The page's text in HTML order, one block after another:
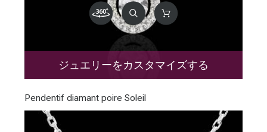
ジュエリーをカスタマイズする
Pendentif diamant poire Soleil